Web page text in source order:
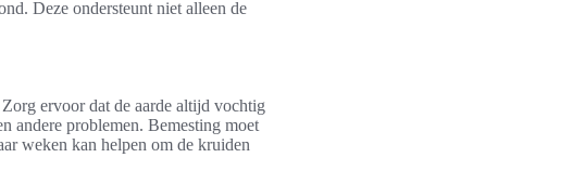
Deze ondersteunt niet alleen de
ervoor dat de aarde altijd vochtig
andere problemen. Bemesting moet
weken kan helpen om de kruiden